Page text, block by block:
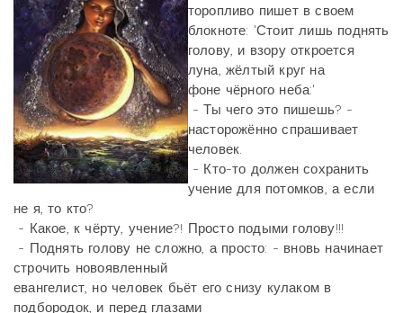
торопливо пишет в своем
блокноте: 'Стоит лишь поднять
голову, и взору откроется
луна, жёлтый круг на
фоне чёрного неба:'
- Ты чего это пишешь? -
насторожённо спрашивает
человек.
- Кто-то должен сохранить
учение для потомков, а если
не я, то кто?
- Какое, к чёрту, учение?! Просто подыми голову!!!
- Поднять голову не сложно, а просто: - вновь начинает
строчить новоявленный
евангелист, но человек бьёт его снизу кулаком в
подбородок, и перед глазами